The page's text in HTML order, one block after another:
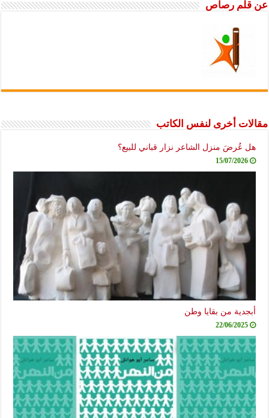
عن قلم رصاص
مقالات أخرى لنفس الكاتب
هل عُرضَ منزل الشاعر نزار قباني للبيع؟
15/07/2026
أبجدية من بقايا وطن
22/06/2025